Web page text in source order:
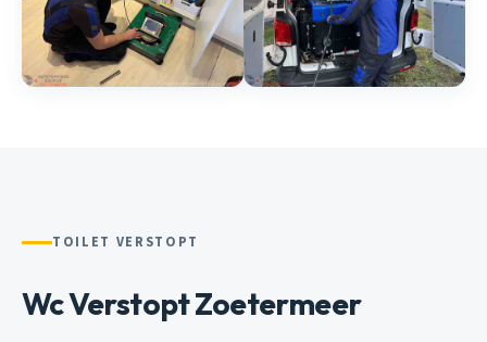
TOILET VERSTOPT
Wc Verstopt Zoetermeer